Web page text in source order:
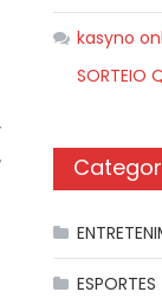
kasyno
SORTEIO
ESPORTES